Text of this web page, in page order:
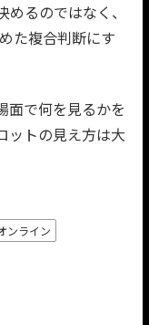
るのではなく、
た複合判断にす
面で何を見るかを
ットの見え方は大
ンライン